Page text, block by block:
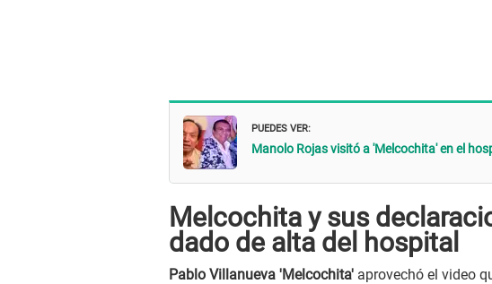
PUEDES VER:
Manolo Rojas visitó a 'Melcochita' en el
Melcochita y sus
dado de alta del hospital
Pablo Villanueva 'Melcochita' aprovechó el video